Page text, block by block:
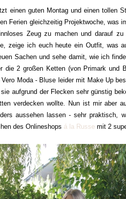
einen guten Montag und einen tollen
Ferien gleichzeitig Projektwoche, was
Zeug zu machen und darauf
zeige ich euch heute ein Outfit, was
Sachen und sehe damit, wie ich
die 2 großen Ketten (von Primark und
Moda - Bluse leider mit Make Up
aufgrund der Flecken sehr günstig
verdecken wollte. Nun ist mir aber
aussehen lassen - sehr praktisch,
des Onlineshops á la Russe mit 2